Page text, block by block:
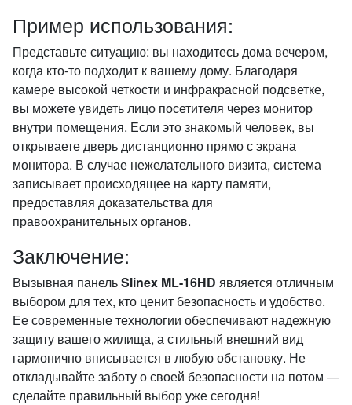
Пример использования:
Представьте ситуацию: вы находитесь дома вечером,
когда кто-то подходит к вашему дому. Благодаря
камере высокой четкости и инфракрасной подсветке,
вы можете увидеть лицо посетителя через монитор
внутри помещения. Если это знакомый человек, вы
открываете дверь дистанционно прямо с экрана
монитора. В случае нежелательного визита, система
записывает происходящее на карту памяти,
предоставляя доказательства для
правоохранительных органов.
Заключение:
Вызывная панельSlinex ML-16HD является отличным
выбором для тех, кто ценит безопасность и удобство.
Ее современные технологии обеспечивают надежную
защиту вашего жилища, а стильный внешний вид
гармонично вписывается в любую обстановку. Не
откладывайте заботу о своей безопасности на потом —
сделайте правильный выбор уже сегодня!